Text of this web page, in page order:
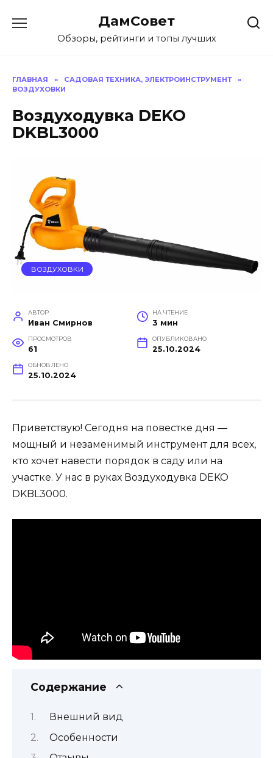
содержанию
ДамСовет
Обзоры, рейтинги и топы лучших
ГЛАВНАЯ » САДОВАЯ ТЕХНИКА, ЭЛЕКТРОИНСТРУМЕНТ
»
ВОЗДУХОВКИ
Воздуходувка DEKO
DKBL3000
ВОЗДУХОВКИ
АВТОР
Иван Смирнов
НА ЧТЕНИЕ
3 мин
ПРОСМОТРОВ
61
ОПУБЛИКОВАНО
25.10.2024
ОБНОВЛЕНО
25.10.2024
Приветствую! Сегодня на повестке дня —
мощный и незаменимый инструмент для всех,
кто хочет навести порядок в саду или на
участке. У нас в руках Воздуходувка DEKO
DKBL3000.
Содержание
Внешний вид
Особенности